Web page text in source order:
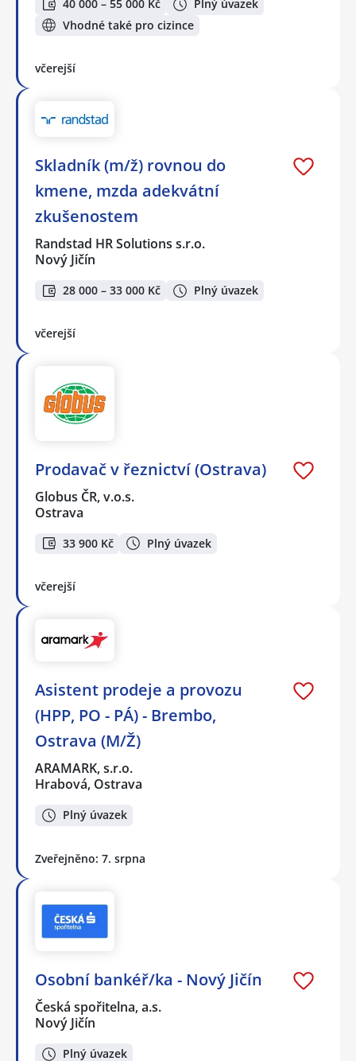
40 000 – 55 000 Kč
Plný úvazek
Vhodné také pro cizince
včerejší
Skladník (m/ž) rovnou do
kmene, mzda adekvátní
zkušenostem
Randstad HR Solutions s.r.o.
Nový Jičín
28 000 – 33 000 Kč Plný úvazek
včerejší
Prodavač v řeznictví (Ostrava)
Globus ČR, v.o.s.
Ostrava
33 900 Kč Plný úvazek
včerejší
Asistent prodeje a provozu
(HPP, PO - PÁ) - Brembo,
Ostrava (M/Ž)
ARAMARK, s.r.o.
Hrabová, Ostrava
Plný úvazek
Zveřejněno: 7. srpna
Osobní bankéř/ka - Nový Jičín
Česká spořitelna, a.s.
Nový Jičín
Plný úvazek